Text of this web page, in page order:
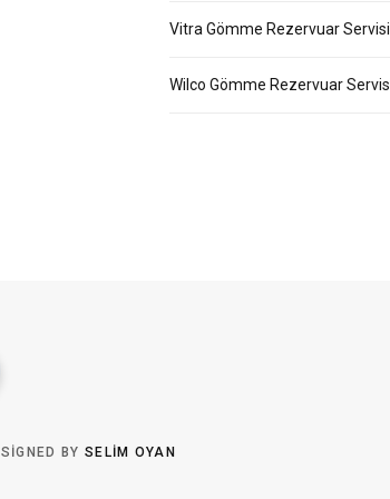
Vitra Gömme Rezervuar Servisi
Wilco Gömme Rezervuar
BY SELIM OYAN